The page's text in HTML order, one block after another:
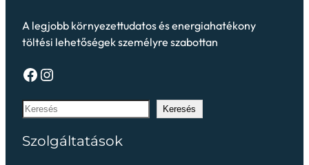
A legjobb környezettudatos és energiahatékony
töltési lehetőségek személyre szabottan
Keresés
Szolgáltatások